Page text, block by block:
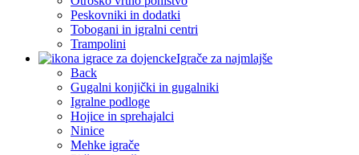
Peskovniki in dodatki
Tobogani in igralni centri
Trampolini
Igrače za najmlajše
Back
Gugalni konjički in gugalniki
Igralne podloge
Hojice in sprehajalci
Ninice
Mehke igrače